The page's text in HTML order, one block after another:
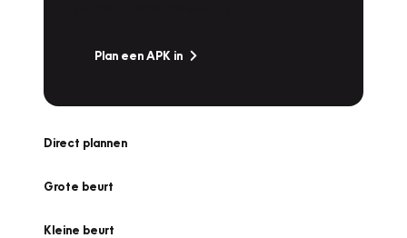
Plan een APK in
Direct plannen
Grote beurt
Kleine beurt